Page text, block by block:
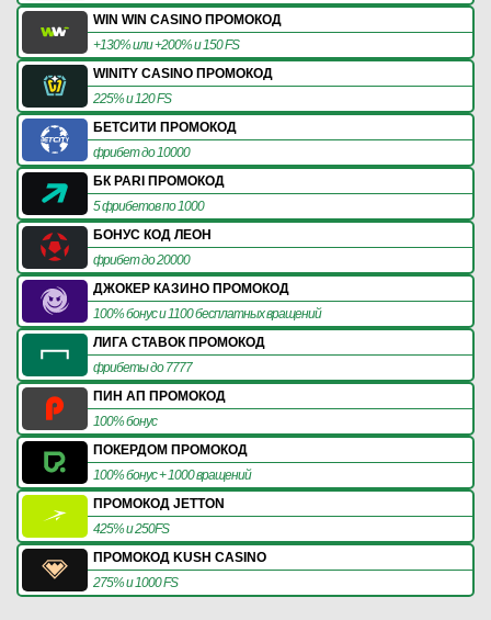
WIN WIN CASINO ПРОМОКОД
+130% или +200% и 150 FS
WINITY CASINO ПРОМОКОД
225% и 120 FS
БЕТСИТИ ПРОМОКОД
фрибет до 10000
БК PARI ПРОМОКОД
5 фрибетов по 1000
БОНУС КОД ЛЕОН
фрибет до 20000
ДЖОКЕР КАЗИНО ПРОМОКОД
100% бонус и 1100 бесплатных вращений
ЛИГА СТАВОК ПРОМОКОД
фрибеты до 7777
ПИН АП ПРОМОКОД
100% бонус
ПОКЕРДОМ ПРОМОКОД
100% бонус + 1000 вращений
ПРОМОКОД JETTON
425% и 250FS
ПРОМОКОД KUSH CASINO
275% и 1000 FS